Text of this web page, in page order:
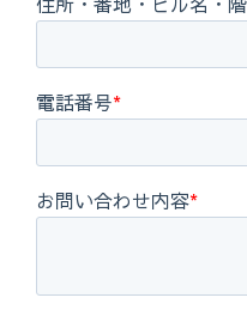
https://
https://
2025-48385